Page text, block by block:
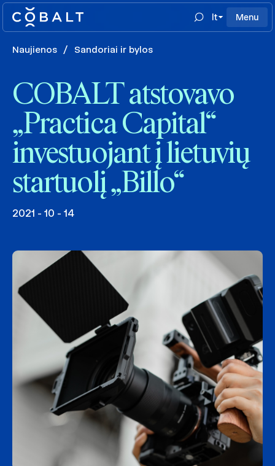
lt Menu
Naujienos / Sandoriai ir bylos
COBALT atstovavo
„Practica Capital“
investuojant į lietuvių
startuolį „Billo“
2021 - 10 - 14